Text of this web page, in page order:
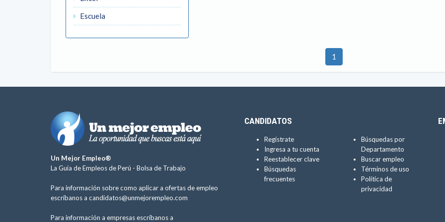
Escuela
1
Un Mejor Empleo®
La Guía de Empleos de Perú - Bolsa de Trabajo
Para información sobre como aplicar a ofertas de empleo
escríbanos a candidatos@unmejorempleo.com
Para información a empresas escríbanos a
CANDIDATOS
Regístrate
Ingresa a tu cuenta
Reestablecer clave
Búsquedas
frecuentes
Búsquedas por
Departamento
Buscar empleo
Términos de uso
Política de
privacidad